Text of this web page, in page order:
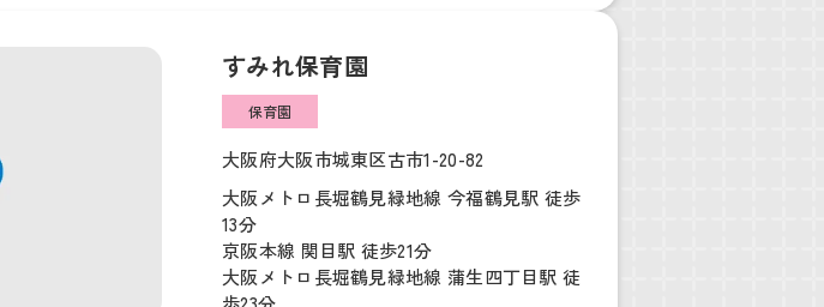
すみれ保育園
保育園
大阪府大阪市城東区古市1-20-82
大阪メトロ長堀鶴見緑地線 今福鶴見駅 徒歩
13分
京阪本線 関目駅 徒歩21分
大阪メトロ長堀鶴見緑地線 蒲生四丁目駅 徒